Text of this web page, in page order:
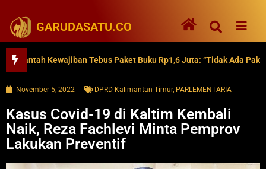
GARUDASATU.CO
Kewajiban Tebus Paket Buku Rp1,6 Juta: “Tidak Ada Paksaan”
November 5, 2022 DPRD Kalimantan Timur, PARLEMENTARIA
Kasus Covid-19 di Kaltim Kembali
Naik, Reza Fachlevi Minta Pemprov
Lakukan Preventif